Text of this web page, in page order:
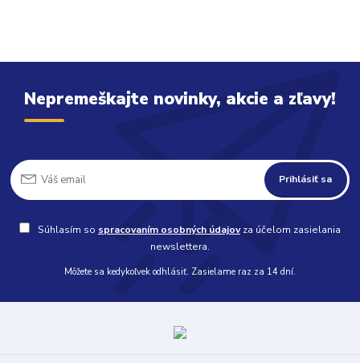
Nepremeškajte novinky, akcie a zľavy!
Prihlásiť sa
Súhlasím so spracovaním osobných údajovza účelom zasielania
newslettera.
Môžete sa kedykoľvek odhlásiť. Zasielame raz za 14 dní.